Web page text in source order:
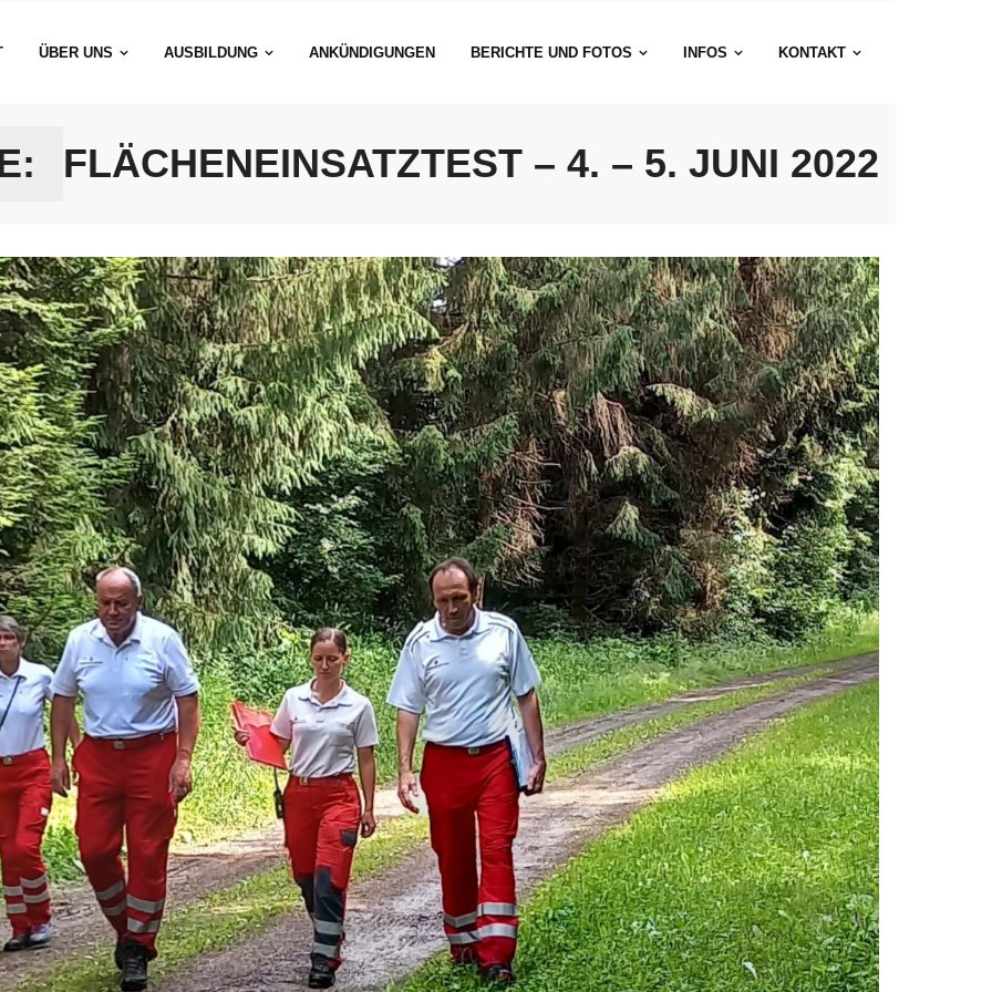
ÜBER UNS AUSBILDUNG ANKÜNDIGUNGEN BERICHTE UND FOTOS INFOS KONTAKT
FLÄCHENEINSATZTEST – 4. – 5. JUNI 2022